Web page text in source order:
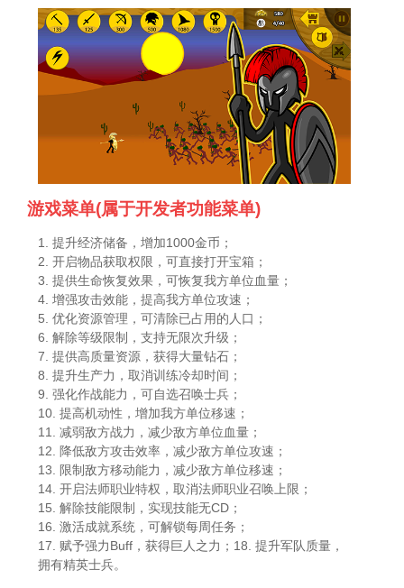
游戏菜单(属于开发者功能菜单)
1. 提升经济储备，增加1000金币；
2. 开启物品获取权限，可直接打开宝箱；
3. 提供生命恢复效果，可恢复我方单位血量；
4. 增强攻击效能，提高我方单位攻速；
5. 优化资源管理，可清除已占用的人口；
6. 解除等级限制，支持无限次升级；
7. 提供高质量资源，获得大量钻石；
8. 提升生产力，取消训练冷却时间；
9. 强化作战能力，可自选召唤士兵；
10. 提高机动性，增加我方单位移速；
11. 减弱敌方战力，减少敌方单位血量；
12. 降低敌方攻击效率，减少敌方单位攻速；
13. 限制敌方移动能力，减少敌方单位移速；
14. 开启法师职业特权，取消法师职业召唤上限；
15. 解除技能限制，实现技能无CD；
16. 激活成就系统，可解锁每周任务；
17. 赋予强力Buff，获得巨人之力； 18. 提升军队质量，
拥有精英士兵。